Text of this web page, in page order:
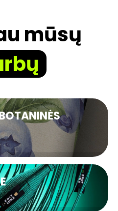
mūsų